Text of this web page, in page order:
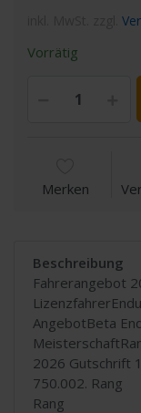
Vorrätig
Merken
Beschreibung
Fahrerangebot
AngebotBeta
2026 Gutschrift
750.002.
Rang